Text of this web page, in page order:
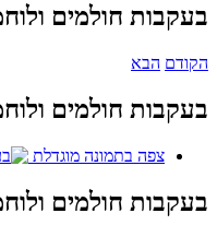
בעקבות חולמים
הקודם הבא
בעקבות חולמים
צפה בתמונה מוגדלת
בעקבות חולמים